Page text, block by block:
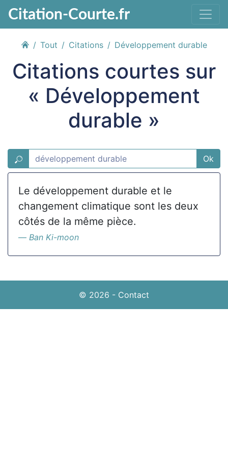
Citation-Courte.fr
Tout Citations Développement durable
Citations courtes sur
« Développement
durable »
Ok
Le développement durable et le
changement climatique sont les deux
côtés de la même pièce.
Ban Ki-moon
© 2026 - Contact